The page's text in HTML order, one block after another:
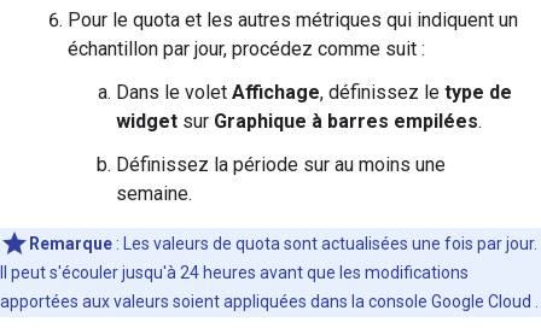
Pour le quota et les autres métriques qui indiquent un
échantillon par jour, procédez comme suit :
Dans le volet Affichage, définissez le type de
widget sur Graphique à barres empilées.
Définissez la période sur au moins une
semaine.
Remarque : Les valeurs de quota sont actualisées une fois par jour.
Il peut s'écouler jusqu'à 24 heures avant que les modifications
apportées aux valeurs soient appliquées dans la console Google Cloud .